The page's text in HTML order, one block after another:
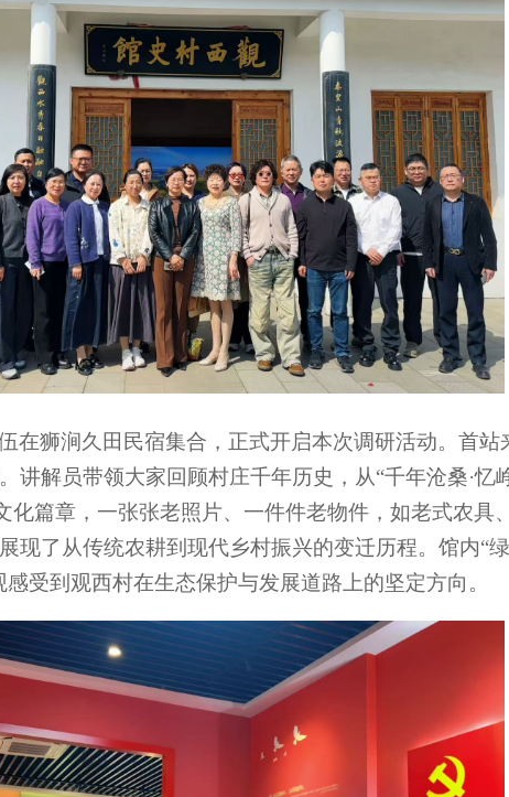
在狮涧久田民宿集合，正式开启本次调研活动。首站
讲解员带领大家回顾村庄千年历史，从“千年沧桑·忆
化篇章，一张张老照片、一件件老物件，如老式农具
现了从传统农耕到现代乡村振兴的变迁历程。馆内“
受到观西村在生态保护与发展道路上的坚定方向。